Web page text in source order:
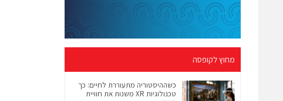
מחוץ לקופסה
כשההיסטוריה מתעוררת לחיים: כך
טכנולוגיות XR משנות את חוויית